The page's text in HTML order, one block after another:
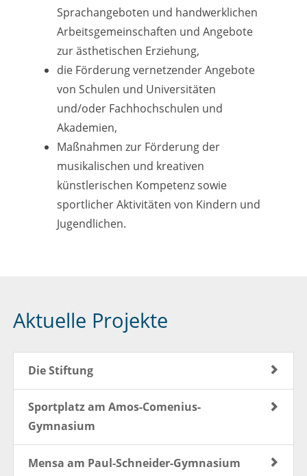
Sprachangeboten und handwerklichen
Arbeitsgemeinschaften und Angebote
zur ästhetischen Erziehung,
die Förderung vernetzender Angebote
von Schulen und Universitäten
und/oder Fachhochschulen und
Akademien,
Maßnahmen zur Förderung der
musikalischen und kreativen
künstlerischen Kompetenz sowie
sportlicher Aktivitäten von Kindern und
Jugendlichen.
Aktuelle Projekte
Die Stiftung
Sportplatz am Amos-Comenius-
Gymnasium
Mensa am Paul-Schneider-Gymnasium